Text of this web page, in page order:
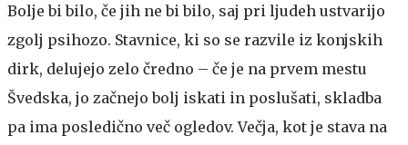
Bolje bi bilo, če jih ne bi bilo, saj pri ljudeh ustvarijo
zgolj psihozo. Stavnice, ki so se razvile iz konjskih
dirk, delujejo zelo čredno – če je na prvem mestu
Švedska, jo začnejo bolj iskati in poslušati, skladba
pa ima posledično več ogledov. Večja, kot je stava na